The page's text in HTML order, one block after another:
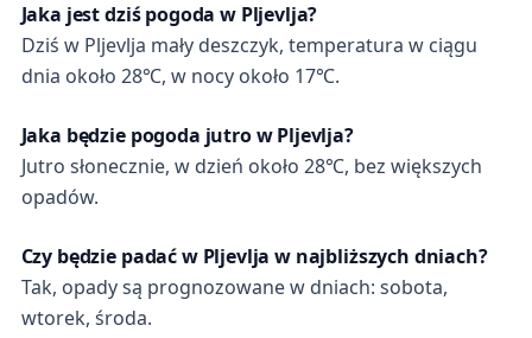
Jaka jest dziś pogoda w Pljevlja?
Dziś w Pljevlja mały deszczyk, temperatura w ciągu
dnia około 28℃, w nocy około 17℃.
Jaka będzie pogoda jutro w Pljevlja?
Jutro słonecznie, w dzień około 28℃, bez większych
opadów.
Czy będzie padać w Pljevlja w najbliższych dniach?
Tak, opady są prognozowane w dniach: sobota,
wtorek, środa.